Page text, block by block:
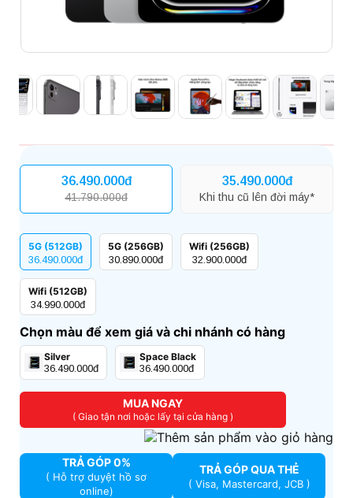
36.490.000đ
41.790.000đ
35.490.000đ
Khi thu cũ lên đời máy*
5G (512GB)
36.490.000đ
5G (256GB)
30.890.000đ
Wifi (256GB)
32.900.000đ
Wifi (512GB)
34.990.000đ
Chọn màu để xem giá và chi nhánh có hàng
Silver
36.490.000đ
Space Black
36.490.000đ
MUA NGAY
( Giao tận nơi hoặc lấy tại cửa hàng )
TRẢ GÓP 0%
( Hỗ trợ duyệt hồ sơ
online)
TRẢ GÓP QUA THẺ
( Visa, Mastercard, JCB )